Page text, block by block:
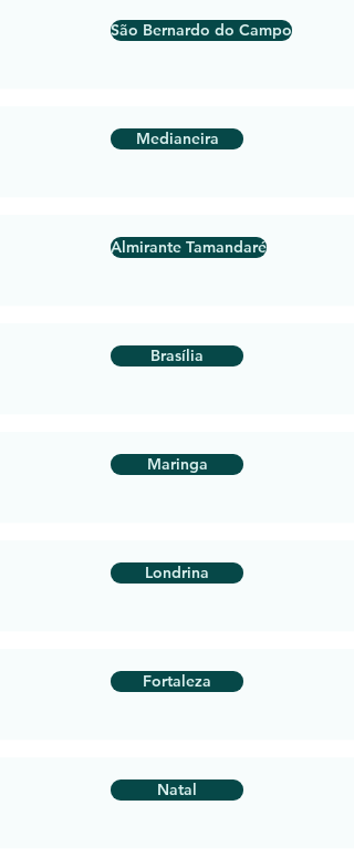
São Bernardo do Campo
Medianeira
Almirante Tamandaré
Brasília
Maringa
Londrina
Fortaleza
Natal